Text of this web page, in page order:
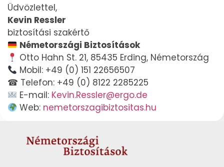
Üdvözlettel,
Kevin Ressler
biztosítási szakértő
Németországi Biztosítások
Otto Hahn St. 21, 85435 Erding, Németország
Mobil: +49 (0) 151 22656507
☎ Telefon: +49 (0) 8122 2285225
E-mail: Kevin.Ressler@ergo.de
Web: nemetorszagibiztositas.hu